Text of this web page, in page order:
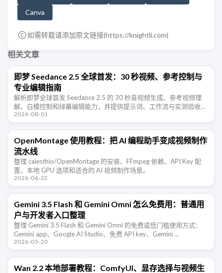
Canva
如需转载请添加原文链接(https://knightli.com)
相关文章
即梦 Seedance 2.5 全球首发：30 秒视频、参考控制与
专业编辑指南
解析即梦全球首发 Seedance 2.5 的 30 秒音视频生成、参考视频理
解、白模控制和绿幕编辑能力，并提供提示词、工作流与实测验收方
法。
2026-08-01
OpenMontage 使用教程：把 AI 编程助手变成视频制作
流水线
整理 calesthio/OpenMontage 的安装、FFmpeg 依赖、API Key 配
置、本地 GPU 选项和适合的 AI 视频制作场景。
2026-06-22
Gemini 3.5 Flash 和 Gemini Omni 怎么免费用：普通用
户与开发者入口整理
整理 Gemini 3.5 Flash 和 Gemini Omni 的免费或低门槛使用方式：
Gemini app、Google AI Studio、免费 API key、Gemini …
2026-05-20
Wan 2.2 本地部署教程：ComfyUI、显存选择与视频生